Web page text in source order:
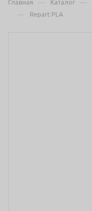
Главная — Каталог —
— Repart PLA